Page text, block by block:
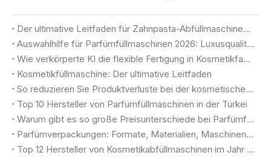
Der ultimative Leitfaden für Zahnpasta-Abfüllmaschinen (2026)
Auswahlhilfe für Parfümfüllmaschinen 2026: Luxusqualität und maximale Ausbeute erzielen
Wie verkörperte KI die flexible Fertigung in Kosmetikfabriken neu definiert
Kosmetikfüllmaschine: Der ultimative Leitfaden
So reduzieren Sie Produktverluste bei der kosmetischen Abfüllung
Top 10 Hersteller von Parfümfüllmaschinen in der Türkei
Warum gibt es so große Preisunterschiede bei Parfümfüllmaschinen?
Parfümverpackungen: Formate, Materialien, Maschinen und Auswahlkriterien
Top 12 Hersteller von Kosmetikabfüllmaschinen im Jahr 2026